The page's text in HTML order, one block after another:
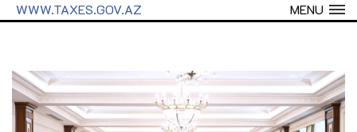
MENU
WWW.TAXES.GOV.AZ